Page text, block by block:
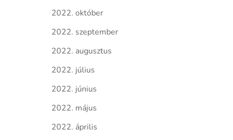
2022. október
2022. szeptember
2022. augusztus
2022. július
2022. június
2022. május
2022. április